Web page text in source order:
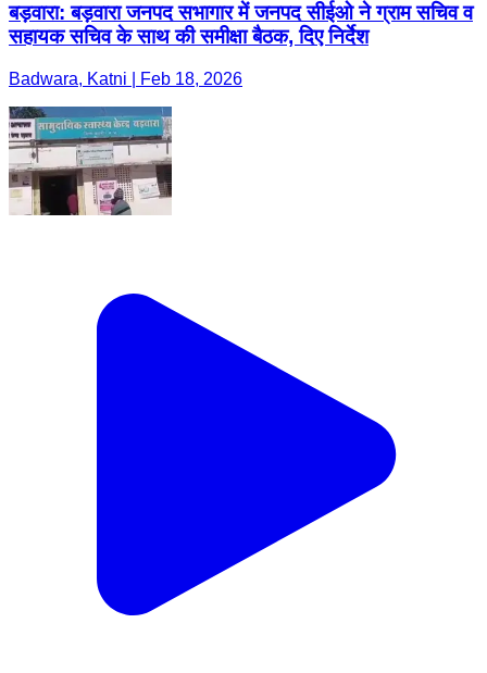
बड़वारा: बड़वारा जनपद सभागार में जनपद सीईओ ने ग्राम सचिव व
सहायक सचिव के साथ की समीक्षा बैठक, दिए निर्देश
Badwara, Katni | Feb 18, 2026